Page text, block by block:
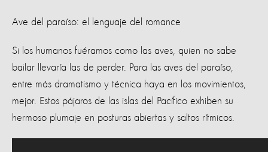
Ave del paraíso: el lenguaje del romance
Si los humanos fuéramos como las aves, quien no sabe
bailar llevaría las de perder. Para las aves del paraíso,
entre más dramatismo y técnica haya en los movimientos,
mejor. Estos pájaros de las islas del Pacífico exhiben su
hermoso plumaje en posturas abiertas y saltos rítmicos.